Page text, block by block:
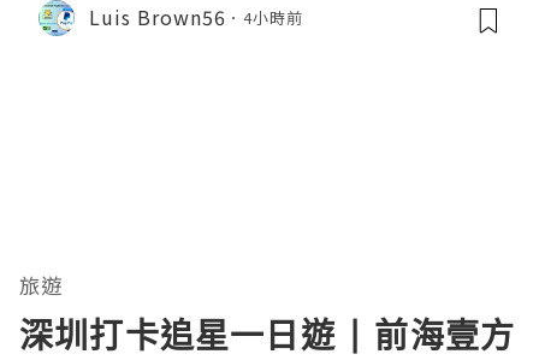
Luis Brown56 4小時前
旅遊
深圳打卡追星一日遊 | 前海壹方